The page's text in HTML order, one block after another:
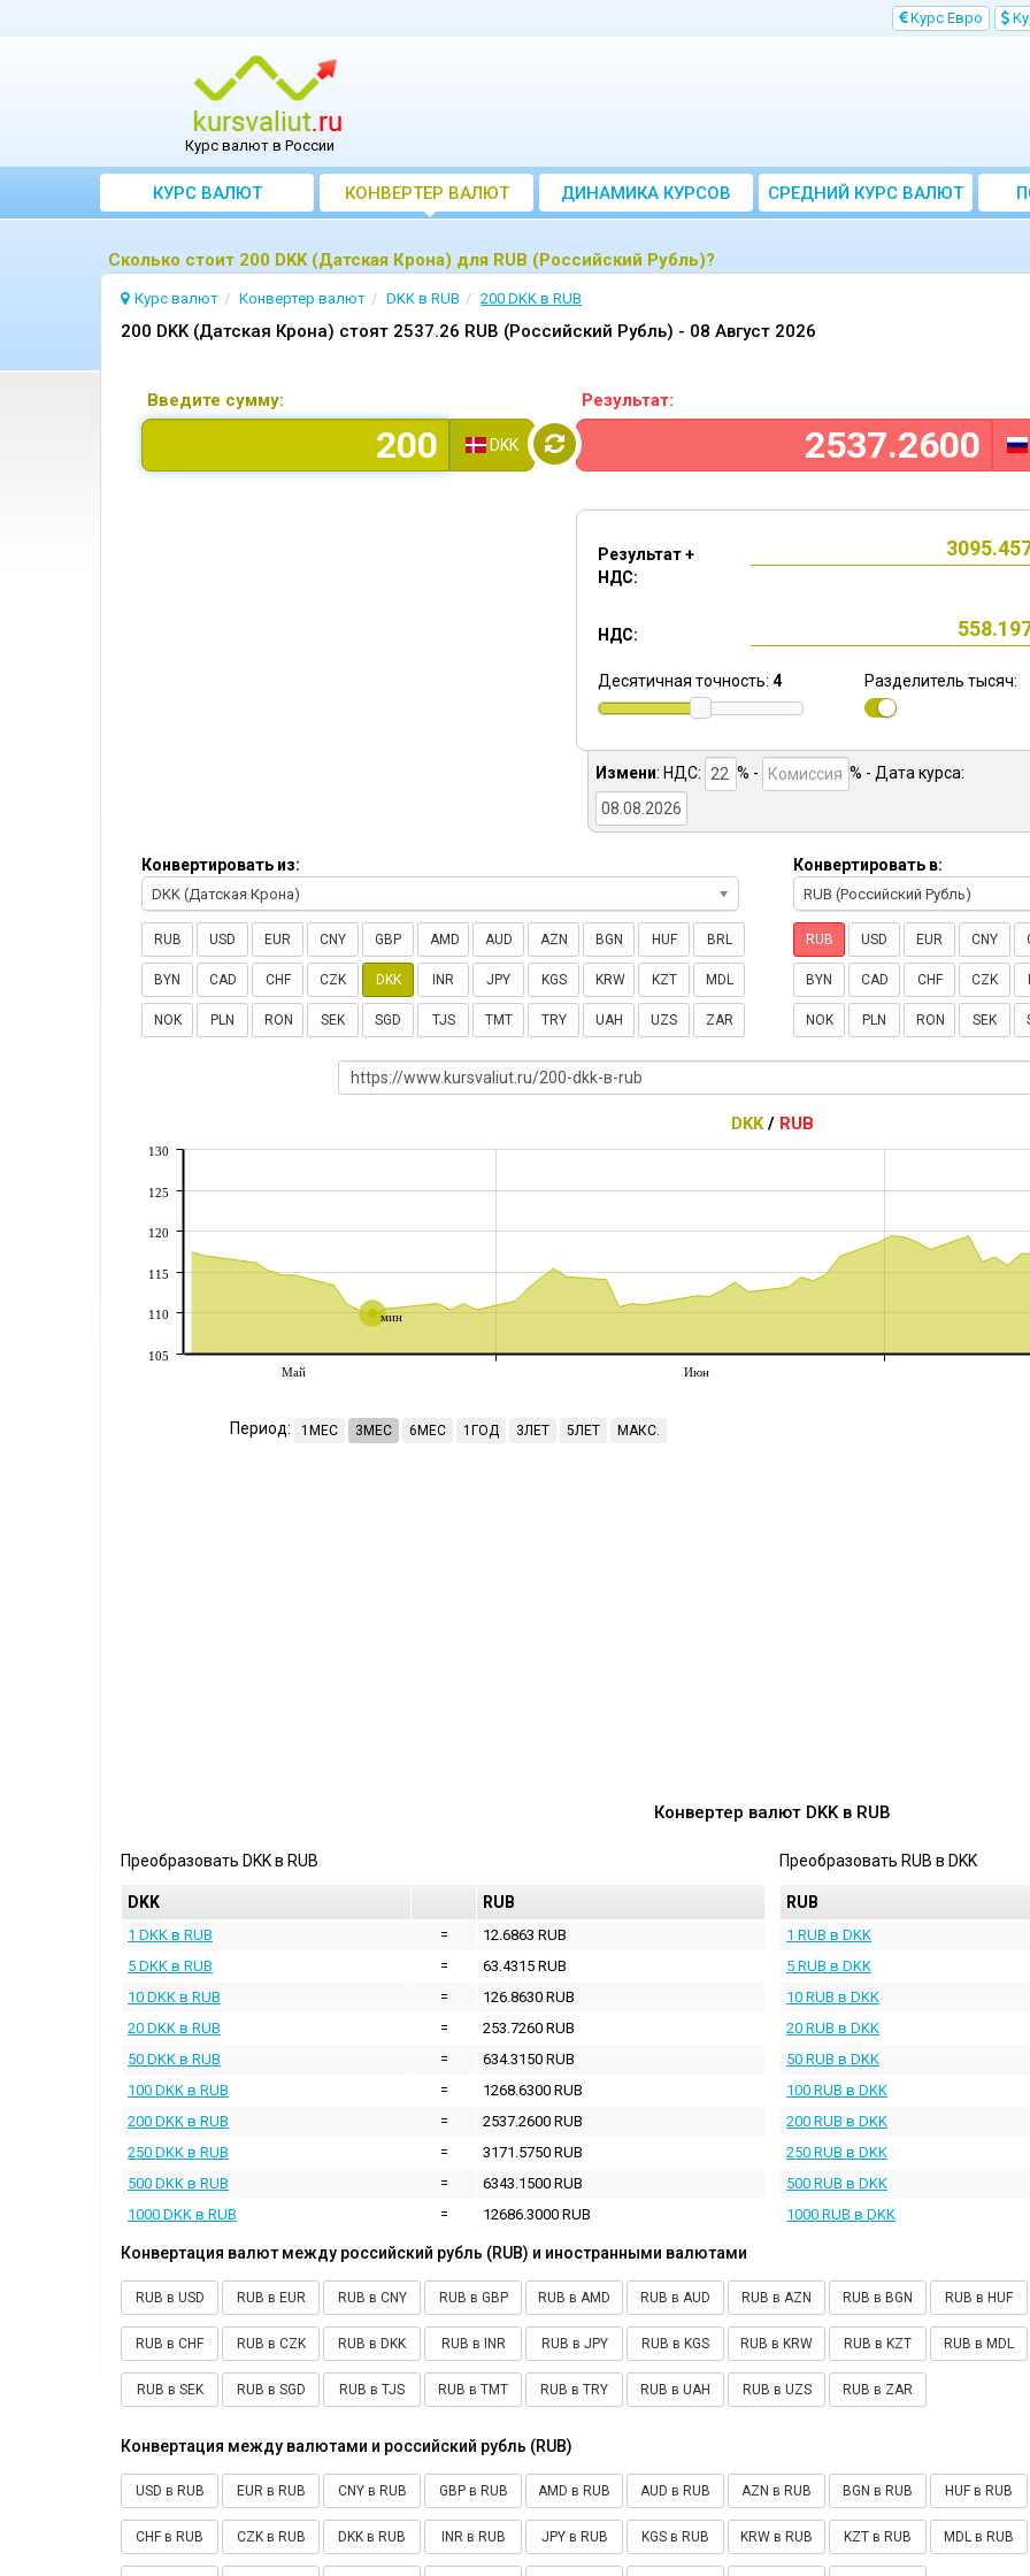
Kурс Евро
Курс валют в России
КУРС ВАЛЮТ КОНВЕРТЕР ВАЛЮТ ДИНАМИКА КУРСОВ
CРЕДНИЙ КУРС ВАЛЮТ
ЗА МЕСЯЦ
Сколько стоит 200 DKK (Датская Крона) для RUB (Российский Рубль)?
Курс валют Конвертер валют DKK в RUB 200 DKK в RUB
200 DKK (Датская Крона) стоят 2537.26 RUB (Российский Рубль) - 08 Август 2026
Введите сумму:
DKK
Результат:
Результат +
НДС:
НДС:
Десятичная точность: 4 Разделитель тысяч:
Измени: НДС: % - % - Дата курса:
Конвертировать из:
DKK (Датская Крона)
RUB USD EUR CNY GBP AMD AUD AZN BGN HUF BRL
BYN CAD CHF CZK DKK INR JPY KGS KRW KZT MDL
NOK PLN RON SEK SGD TJS TMT TRY UAH UZS ZAR
Конвертировать в:
RUB (Российский Рубль)
RUB USD EUR CNY
BYN CAD CHF CZK
NOK PLN RON SEK
DKK/ RUB
мин
Май Июн
105
110
115
120
125
130
Период: 1МЕС 3МЕС 6МЕС 1ГОД 3ЛЕТ 5ЛЕТ МАКС.
Конвертер валют DKK в RUB
Преобразовать DKKв RUB
DKK RUB
1 DKK в RUB =
12.6863 RUB
5 DKK в RUB
=
63.4315 RUB
10 DKK в RUB
=
126.8630 RUB
20 DKK в RUB
=
253.7260 RUB
50 DKK в RUB
=
634.3150 RUB
100 DKK в RUB
=
1268.6300 RUB
200 DKK в RUB
=
2537.2600 RUB
250 DKK в RUB
=
3171.5750 RUB
500 DKK в RUB
=
6343.1500 RUB
1000 DKK в RUB
= 12686.3000 RUB
Преобразовать RUB в DKK
RUB
1 RUB в DKK
5 RUB в DKK
10 RUB в DKK
20 RUB в DKK
50 RUB в DKK
100 RUB в DKK
200 RUB в DKK
250 RUB в DKK
500 RUB в DKK
1000 RUB в DKK
Конвертация валют между российский рубль (RUB) и иностранными валютами
RUB в USD RUB в EUR RUB в CNY RUB в GBP RUB в AMD RUB в AUD RUB в AZN RUB в BGN RUB в HUF
RUB в CHF RUB в CZK RUB в DKK RUB в INR RUB в JPY RUB в KGS RUB в KRW RUB в KZT RUB в MDL
RUB в SEK RUB в SGD RUB в TJS RUB в TMT RUB в TRY RUB в UAH RUB в UZS RUB в ZAR
Конвертация между валютами и российский рубль (RUB)
USD в RUB EUR в RUB CNY в RUB GBP в RUB AMD в RUB AUD в RUB AZN в RUB BGN в RUB HUF в RUB
CHF в RUB CZK в RUB DKK в RUB INR в RUB JPY в RUB KGS в RUB KRW в RUB KZT в RUB MDL в RUB